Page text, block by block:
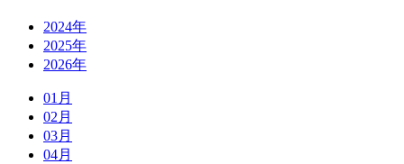
2024年
2025年
2026年
01月
02月
03月
04月